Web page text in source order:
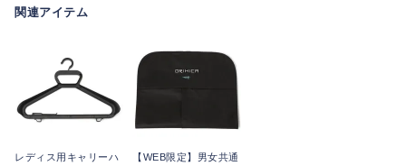
関連アイテム
レディス用キャリーハ
【WEB限定】男女共通